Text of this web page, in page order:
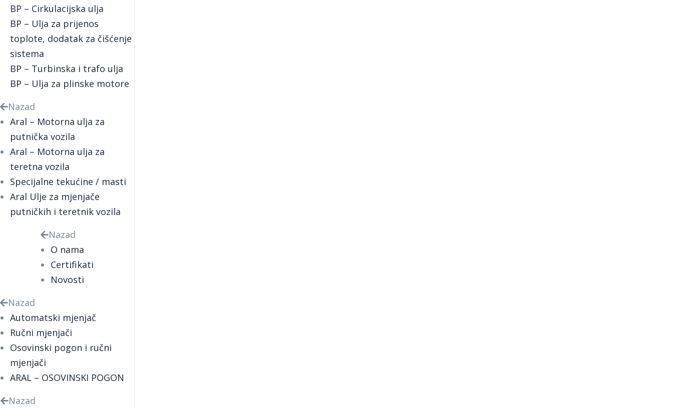
BP – Cirkulacijska ulja
BP – Ulja za prijenos
toplote, dodatak za čišćenje
sistema
BP – Turbinska i trafo ulja
BP – Ulja za plinske motore
Nazad
Aral – Motorna ulja za
putnička vozila
Aral – Motorna ulja za
teretna vozila
Specijalne tekućine / masti
Aral Ulje za mjenjače
putničkih i teretnik vozila
Nazad
O nama
Certifikati
Novosti
Nazad
Automatski mjenjač
Ručni mjenjači
Osovinski pogon i ručni
mjenjači
ARAL – OSOVINSKI POGON
Nazad